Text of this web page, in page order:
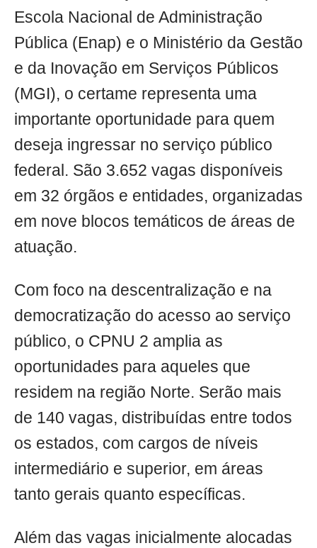
Escola Nacional de Administração
Pública (Enap) e o Ministério da Gestão
e da Inovação em Serviços Públicos
(MGI), o certame representa uma
importante oportunidade para quem
deseja ingressar no serviço público
federal. São 3.652 vagas disponíveis
em 32 órgãos e entidades, organizadas
em nove blocos temáticos de áreas de
atuação.
Com foco na descentralização e na
democratização do acesso ao serviço
público, o CPNU 2 amplia as
oportunidades para aqueles que
residem na região Norte. Serão mais
de 140 vagas, distribuídas entre todos
os estados, com cargos de níveis
intermediário e superior, em áreas
tanto gerais quanto específicas.
Além das vagas inicialmente alocadas